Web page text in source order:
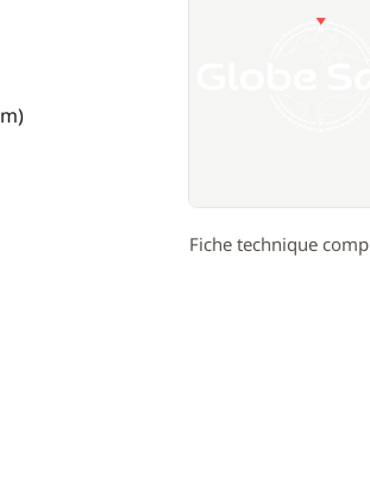
Fiche technique